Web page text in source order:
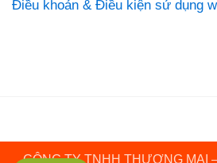
Điều khoản & Điều kiện sử dụng
CÔNG TY TNHH THƯƠNG MẠI